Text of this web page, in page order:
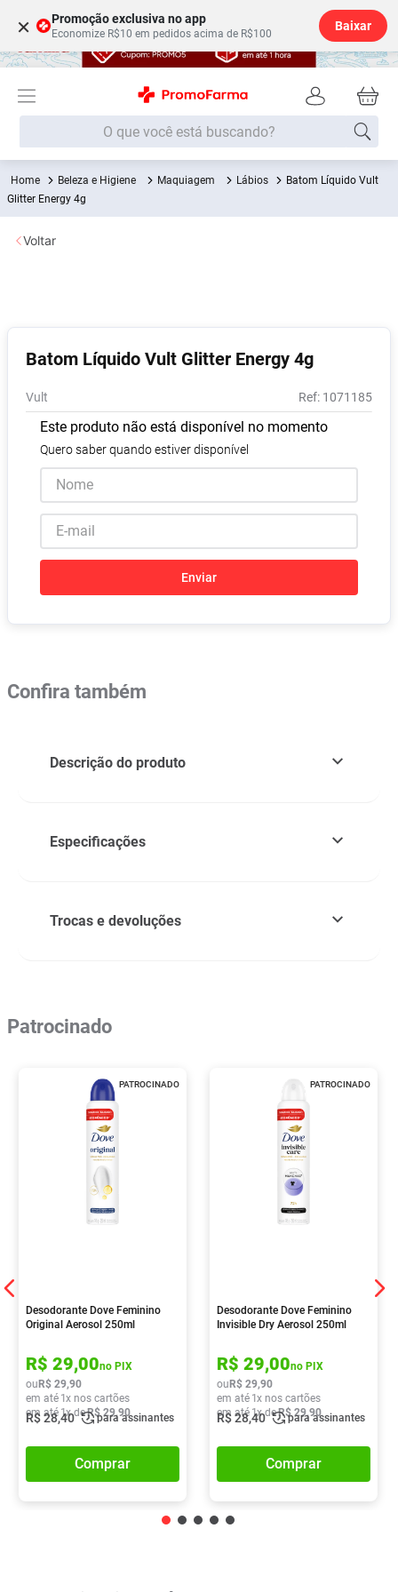
× Promoção exclusiva no app
Economize R$10 em pedidos acima de R$100
Baixar
O que você está buscando?
Beleza e Higiene Maquiagem Lábios
Batom Líquido Vult
Glitter Energy 4g
Batom Líquido Vult Glitter Energy 4g
Vult : 1071185
Este produto não está disponível no momento
Quero saber quando estiver disponível
Enviar
Voltar
Confira também
Descrição do produto
Especificações
Trocas e devoluções
Patrocinado
PATROCINADO
Desodorante Dove Feminino
Original Aerosol 250ml
R$ 29,00no PIX
ou R$ 29,90
em até 1x nos cartões
em até 1x deR$ 29,90
R$28,40 para assinantes
Comprar
PATROCINADO
Desodorante Dove Feminino
Invisible Dry Aerosol 250ml
R$ 29,00no PIX
ou R$ 29,90
em até 1x nos cartões
em até 1x deR$ 29,90
R$28,40 para assinantes
Comprar
Termos mais buscados
1º Fralda
2
6º Desodorante
8 Absorvente
9º Pampers Confort Sec
10 º